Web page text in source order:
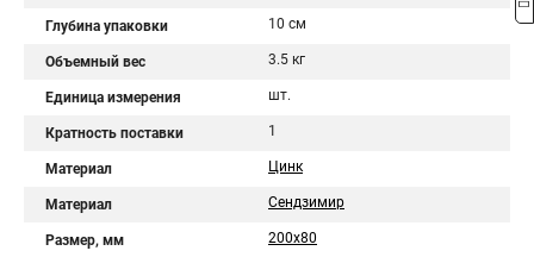
Глубина упаковки 10 см
Объемный вес 3.5 кг
Единица измерения шт.
Кратность поставки 1
Материал Цинк
Материал Сендзимир
Размер, мм 200х80